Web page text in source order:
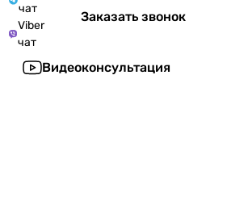
чат
Viber
чат
Заказать звонок
Видеоконсультация